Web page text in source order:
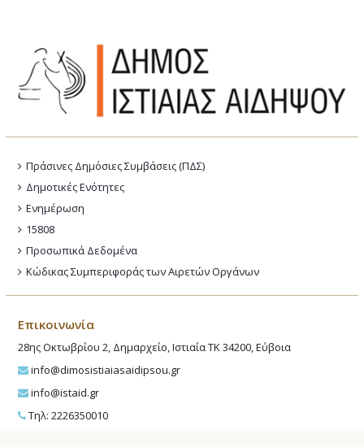
Πράσινες Δημόσιες Συμβάσεις (ΠΔΣ)
Δημοτικές Ενότητες
Ενημέρωση
15808
Προσωπικά Δεδομένα
Κώδικας Συμπεριφοράς των Αιρετών Οργάνων
Επικοινωνία
28ης Οκτωβρίου 2, Δημαρχείο, Ιστιαία ΤΚ 34200, Εύβοια
info@dimosistiaiasaidipsou.gr
info@istaid.gr
Τηλ: 2226350010